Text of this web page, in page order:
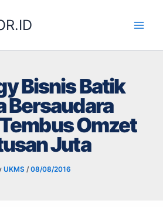
Bisnis Batik
Bersaudara
Omzet
Juta
UKMS /08/08/2016